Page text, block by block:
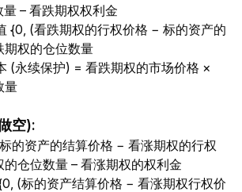
– 看跌期权权利金
{0, (看跌期权的行权价格 − 标的资产的
权的仓位数量
(永续保护) = 看跌期权的市场价格 ×
量
空):
的资产的结算价格 − 看涨期权的行权
仓位数量 – 看涨期权的权利金
(标的资产结算价格 − 看涨期权行权价